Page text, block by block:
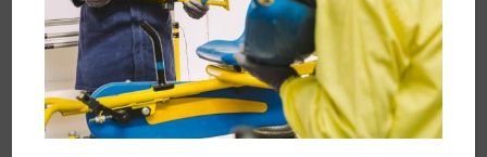
Il Customer JOURNEY è il percorso che il cliente
effettua dal momento in cui inizia ad avere un
bisogno da soddisfare fino al momento in cui
acquista e utilizza il servizio/prodotto prescelto:
conoscerlo, mapparlo e utilizzarlo in modo diffuso